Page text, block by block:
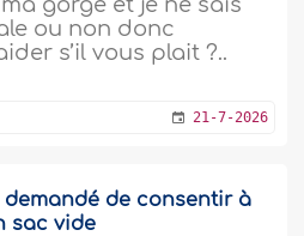
ou non donc
s’il vous plait ?..
21-7-2026
demandé de consentir à
sac vide